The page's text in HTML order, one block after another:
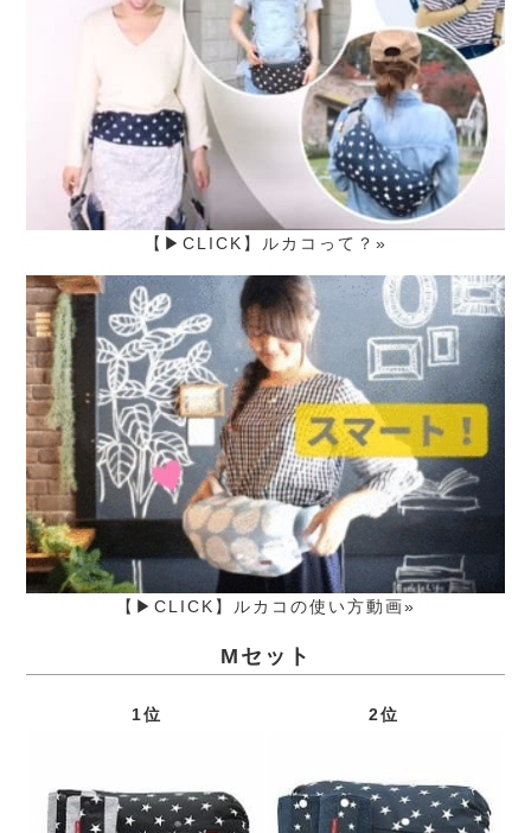
【▶CLICK】ルカコって？»
【▶CLICK】ルカコの使い方動画»
Mセット
1位 2位